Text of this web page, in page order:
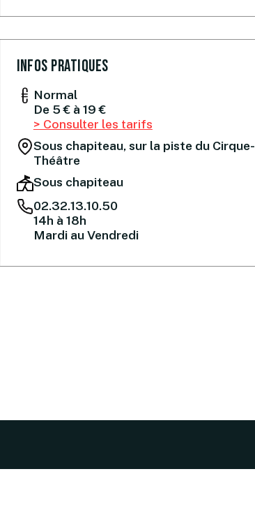
Infos pratiques
Normal
De 5 € à 19 €
> Consulter les tarifs
Sous chapiteau, sur la piste du Cirque-
Théâtre
Sous chapiteau
02.32.13.10.50
14h à 18h
Mardi au Vendredi